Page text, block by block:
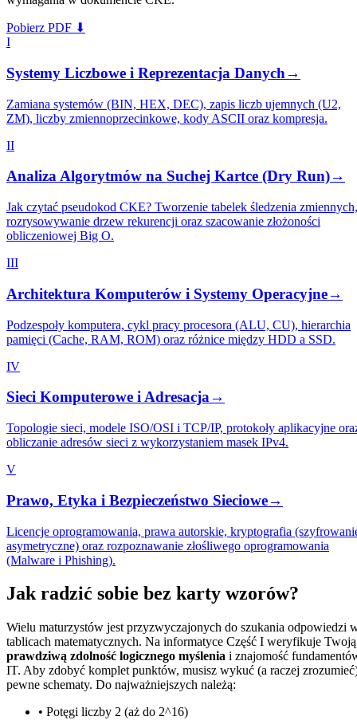
Pobierz PDF ⬇
I
Systemy Liczbowe i Reprezentacja Danych→
Zamiana systemów (BIN, HEX, DEC), zapis liczb ujemnych (U2,
ZM), liczby zmiennoprzecinkowe, kody ASCII oraz kompresja.
II
Analiza Algorytmów na Suchej Kartce (Dry Run)→
Jak czytać pseudokod CKE? Tworzenie tabelek śledzenia zmiennych,
rozrysowywanie drzew rekurencji oraz szacowanie złożoności
obliczeniowej Big O.
III
Architektura Komputerów i Systemy Operacyjne→
Podzespoły komputera, cykl pracy procesora (ALU, CU), hierarchia
pamięci (Cache, RAM, ROM) oraz różnice między HDD a SSD.
IV
Sieci Komputerowe i Adresacja→
Topologie sieci, modele ISO/OSI i TCP/IP, protokoły aplikacyjne
obliczanie adresów sieci z wykorzystaniem masek IPv4.
V
Prawo, Etyka i Bezpieczeństwo Sieciowe→
Licencje oprogramowania, prawa autorskie, kryptografia
asymetryczne) oraz rozpoznawanie złośliwego oprogramowania
(Malware i Phishing).
Jak radzić sobie bez karty wzorów?
Wielu maturzystów jest przyzwyczajonych do szukania odpowiedzi
tablicach matematycznych. Na informatyce Część I weryfikuje Twoją
prawdziwą zdolność logicznego myślenia i znajomość
IT. Aby zdobyć komplet punktów, musisz wykuć (a raczej
pewne schematy. Do najważniejszych należą:
• Potęgi liczby 2 (aż do 2^16)